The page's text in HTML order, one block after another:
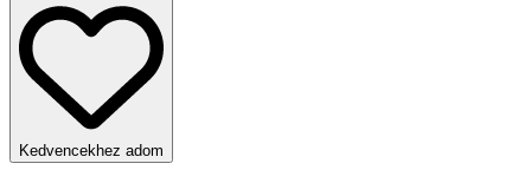
Kedvencekhez adom